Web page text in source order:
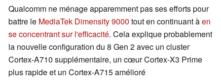
Qualcomm ne ménage apparemment pas ses efforts pour
battre le MediaTek Dimensity 9000 tout en continuant àen
se concentrant sur l'efficacité. Cela explique probablement
la nouvelle configuration du 8 Gen 2 avec un cluster
Cortex-A710 supplémentaire, un cœur Cortex-X3 Prime
plus rapide et un Cortex-A715 amélioré